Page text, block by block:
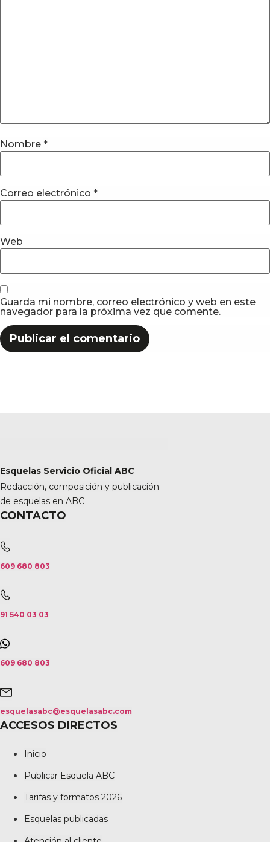
Nombre *
Correo electrónico *
Web
Guarda mi nombre, correo electrónico y web en este
navegador para la próxima vez que comente.
Esquelas Servicio Oficial ABC
Redacción, composición y publicación
de esquelas en ABC
CONTACTO
609 680 803
91 540 03 03
609 680 803
esquelasabc@esquelasabc.com
ACCESOS DIRECTOS
Inicio
Publicar Esquela ABC
Tarifas y formatos 2026
Esquelas publicadas